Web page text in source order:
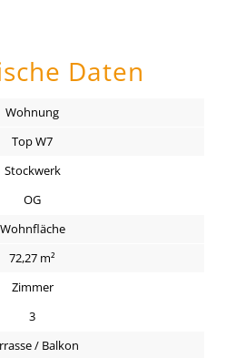
Daten
Wohnung
Top W7
Stockwerk
OG
Wohnfläche
72,27 m²
Zimmer
3
/ Balkon